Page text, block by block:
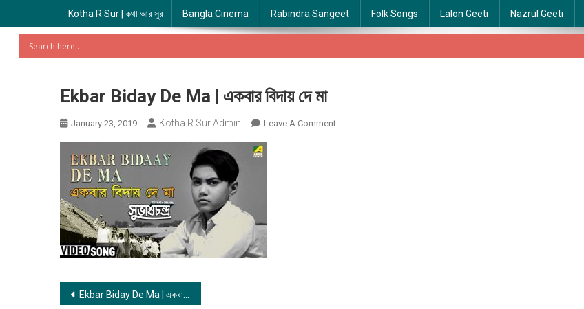
Kotha R Sur | কথা আর সুর Bangla Cinema Rabindra Sangeet Folk Songs Lalon Geeti Nazrul Geeti
Ekbar Biday De Ma | একবার বিদায় দে মা
January 23, 2019 Kotha R Sur Admin Leave A CommentOn
Post
Ekbar Biday De Ma | একবার বিদায় দে মা